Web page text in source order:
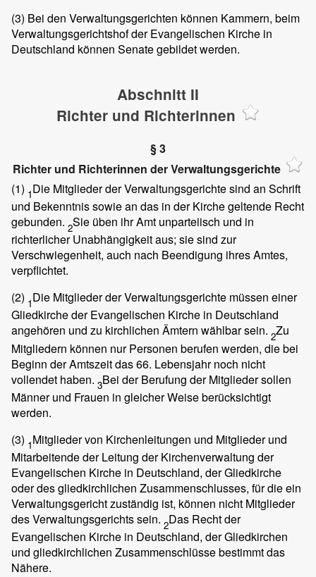
(3) Bei den Verwaltungsgerichten können Kammern, beim
Verwaltungsgerichtshof der Evangelischen Kirche in
Deutschland können Senate gebildet werden.
Abschnitt II
Richter und Richterinnen
§ 3
Richter und Richterinnen der Verwaltungsgerichte
(1) 1Die Mitglieder der Verwaltungsgerichte sind an Schrift
und Bekenntnis sowie an das in der Kirche geltende Recht
gebunden. 2Sie üben ihr Amt unparteiisch und in
richterlicher Unabhängigkeit aus; sie sind zur
Verschwiegenheit, auch nach Beendigung ihres Amtes,
verpflichtet.
(2) 1Die Mitglieder der Verwaltungsgerichte müssen einer
Gliedkirche der Evangelischen Kirche in Deutschland
angehören und zu kirchlichen Ämtern wählbar sein. 2Zu
Mitgliedern können nur Personen berufen werden, die bei
Beginn der Amtszeit das 66. Lebensjahr noch nicht
vollendet haben. 3Bei der Berufung der Mitglieder sollen
Männer und Frauen in gleicher Weise berücksichtigt
werden.
(3) 1Mitglieder von Kirchenleitungen und Mitglieder und
Mitarbeitende der Leitung der Kirchenverwaltung der
Evangelischen Kirche in Deutschland, der Gliedkirche
oder des gliedkirchlichen Zusammenschlusses, für die ein
Verwaltungsgericht zuständig ist, können nicht Mitglieder
des Verwaltungsgerichts sein. 2Das Recht der
Evangelischen Kirche in Deutschland, der Gliedkirchen
und gliedkirchlichen Zusammenschlüsse bestimmt das
Nähere.